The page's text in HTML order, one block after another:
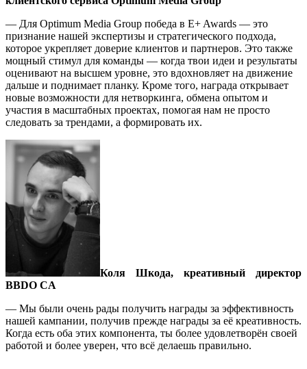
— Для Optimum Media Group победа в E+ Awards — это
признание нашей экспертизы и стратегического подхода,
которое укрепляет доверие клиентов и партнеров. Это также
мощный стимул для команды — когда твои идеи и результаты
оценивают на высшем уровне, это вдохновляет на движение
дальше и поднимает планку. Кроме того, награда открывает
новые возможности для нетворкинга, обмена опытом и
участия в масштабных проектах, помогая нам не просто
следовать за трендами, а формировать их.
Коля Шкода, креативный директор
BBDO CA
— Мы были очень рады получить награды за эффективность
нашей кампании, получив прежде награды за её креативность.
Когда есть оба этих компонента, ты более удовлетворён своей
работой и более уверен, что всё делаешь правильно.